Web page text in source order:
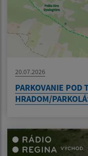
20.07.2026
PARKOVANIE POD
HRADOM/